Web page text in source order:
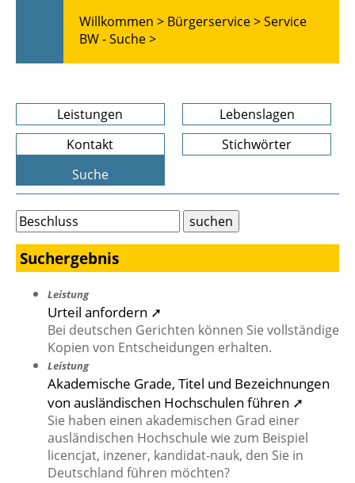
Willkommen > Bürgerservice >Service
BW - Suche >
Leistungen
Lebenslagen
Kontakt
Stichwörter
Suche
Suchergebnis
Leistung
Urteil anfordern ➚
Bei deutschen Gerichten können Sie vollständige
Kopien von Entscheidungen erhalten.
Leistung
Akademische Grade, Titel und Bezeichnungen
von ausländischen Hochschulen führen ➚
Sie haben einen akademischen Grad einer
ausländischen Hochschule wie zum Beispiel
licencjat, inzener, kandidat-nauk, den Sie in
Deutschland führen möchten?